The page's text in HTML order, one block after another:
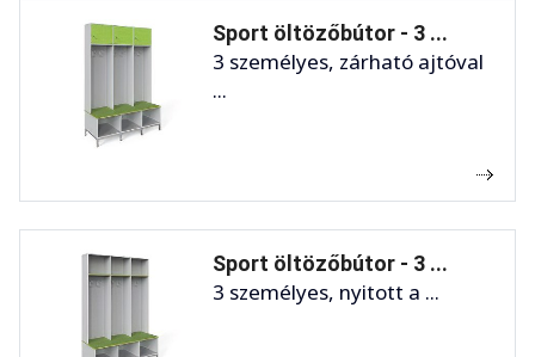
Sport öltözőbútor - 3 ...
3 személyes, zárható ajtóval
...
Sport öltözőbútor - 3 ...
3 személyes, nyitott a ...